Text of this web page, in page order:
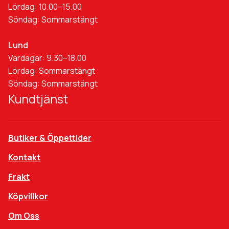
Lördag: 10.00–15.00
Söndag: Sommarstängt
Lund
Vardagar: 9.30–18.00
Lördag: Sommarstängt
Söndag: Sommarstängt
Kundtjänst
Butiker & Öppettider
Kontakt
Frakt
Köpvillkor
Om Oss